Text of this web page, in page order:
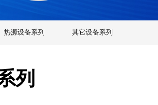
热源设备系列 其它设备系列
列